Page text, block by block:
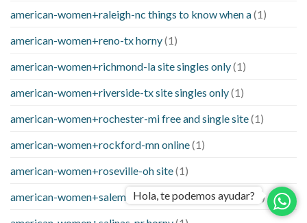
american-women+raleigh-nc things to know when a(1)
american-women+reno-tx horny(1)
american-women+richmond-la site singles only(1)
american-women+riverside-tx site singles only(1)
american-women+rochester-mi free and single site(1)
american-women+rockford-mn online(1)
american-women+roseville-oh site(1)
american-women+salem-ma things to know when a(1)
Hola, te podemos ayudar?